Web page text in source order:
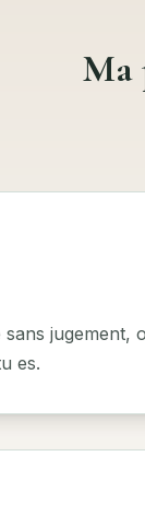
Ma
jugement,
es.